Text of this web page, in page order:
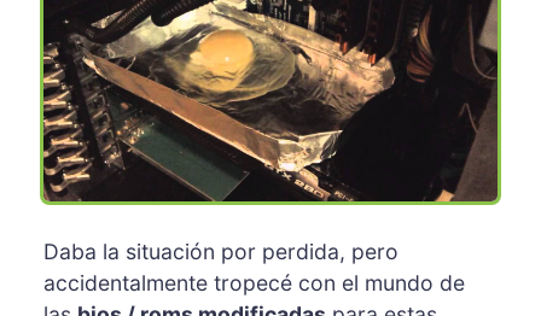
Daba la situación por perdida, pero
accidentalmente tropecé con el mundo de